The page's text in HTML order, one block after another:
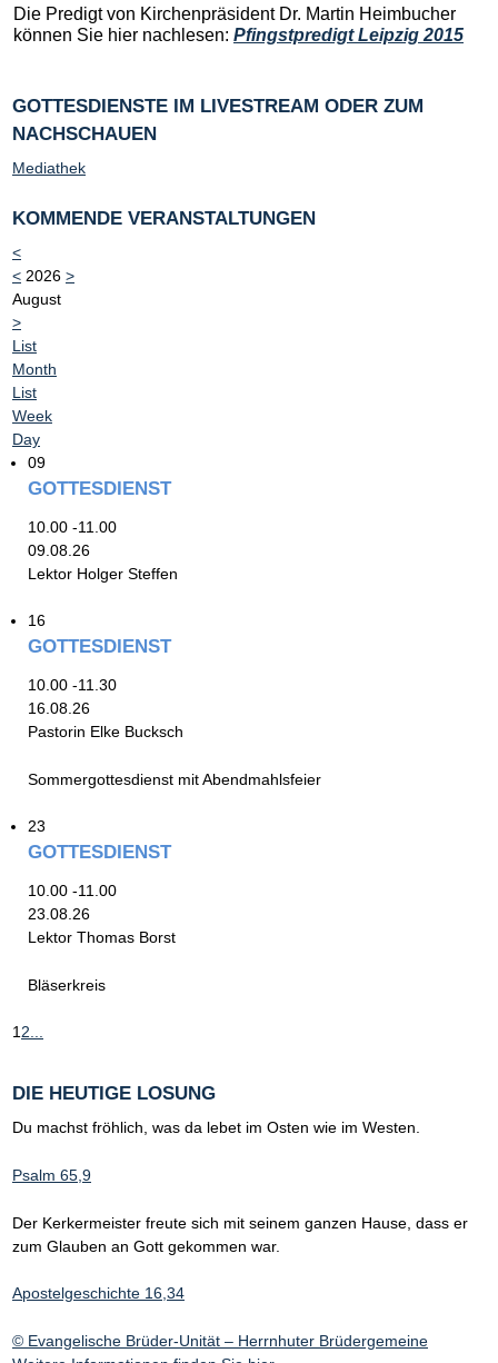
Die Predigt von Kirchenpräsident Dr. Martin Heimbucher
können Sie hier nachlesen: Pfingstpredigt Leipzig 2015
GOTTESDIENSTE IM LIVESTREAM ODER ZUM
NACHSCHAUEN
Mediathek
KOMMENDE VERANSTALTUNGEN
<
< 2026 >
August
>
List
Month
List
Week
Day
09
GOTTESDIENST
10.00 -11.00
09.08.26
Lektor Holger Steffen
16
GOTTESDIENST
10.00 -11.30
16.08.26
Pastorin Elke Bucksch
Sommergottesdienst mit Abendmahlsfeier
23
GOTTESDIENST
10.00 -11.00
23.08.26
Lektor Thomas Borst
Bläserkreis
12...
DIE HEUTIGE LOSUNG
Du machst fröhlich, was da lebet im Osten wie im Westen.
Psalm 65,9
Der Kerkermeister freute sich mit seinem ganzen Hause, dass er
zum Glauben an Gott gekommen war.
Apostelgeschichte 16,34
© Evangelische Brüder-Unität – Herrnhuter Brüdergemeine